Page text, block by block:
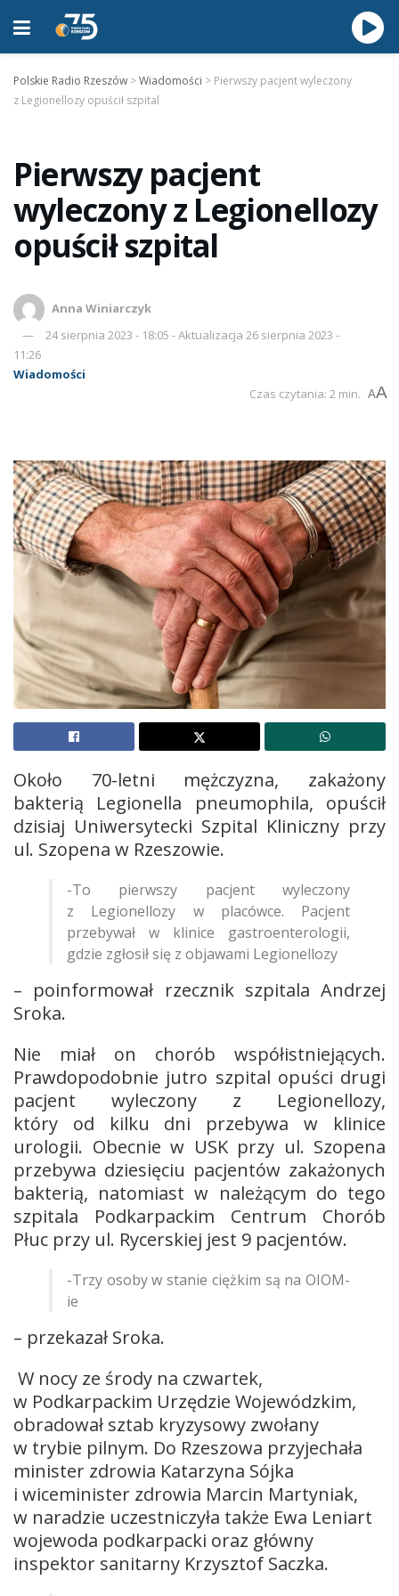
Polskie Radio Rzeszów >Wiadomości > Pierwszy pacjent wyleczony
z Legionellozy opuścił szpital
Pierwszy pacjent
wyleczony z Legionellozy
opuścił szpital
Anna Winiarczyk
24 sierpnia 2023 - 18:05 - Aktualizacja 26 sierpnia 2023 -
11:26
Wiadomości
Czas czytania: 2 min. AA
Około 70-letni mężczyzna, zakażony
bakterią Legionella pneumophila, opuścił
dzisiaj Uniwersytecki Szpital Kliniczny przy
ul. Szopena w Rzeszowie.
-To pierwszy pacjent wyleczony
z Legionellozy w placówce. Pacjent
przebywał w klinice gastroenterologii,
gdzie zgłosił się z objawami Legionellozy
– poinformował rzecznik szpitala Andrzej
Sroka.
Nie miał on chorób współistniejących.
Prawdopodobnie jutro szpital opuści drugi
pacjent wyleczony z Legionellozy,
który od kilku dni przebywa w klinice
urologii. Obecnie w USK przy ul. Szopena
przebywa dziesięciu pacjentów zakażonych
bakterią, natomiast w należącym do tego
szpitala Podkarpackim Centrum Chorób
Płuc przy ul. Rycerskiej jest 9 pacjentów.
-Trzy osoby w stanie ciężkim są na OIOM-
ie
– przekazał Sroka.
W nocy ze środy na czwartek,
w Podkarpackim Urzędzie Wojewódzkim,
obradował sztab kryzysowy zwołany
w trybie pilnym. Do Rzeszowa przyjechała
minister zdrowia Katarzyna Sójka
i wiceminister zdrowia Marcin Martyniak,
w naradzie uczestniczyła także Ewa Leniart
wojewoda podkarpacki oraz główny
inspektor sanitarny Krzysztof Saczka.